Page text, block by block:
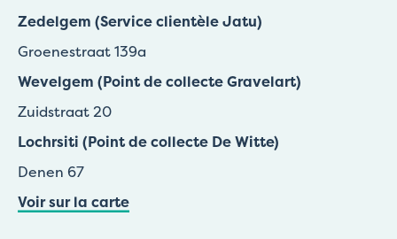
Zedelgem (Service clientèle Jatu)
Groenestraat 139a
Wevelgem (Point de collecte Gravelart)
Zuidstraat 20
Lochrsiti (Point de collecte De Witte)
Denen 67
Voir sur la carte